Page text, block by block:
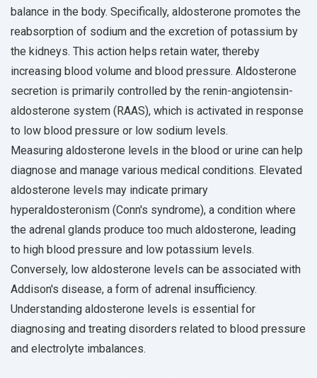
balance in the body. Specifically, aldosterone promotes the
reabsorption of sodium and the excretion of potassium by
the kidneys. This action helps retain water, thereby
increasing blood volume and blood pressure. Aldosterone
secretion is primarily controlled by the renin-angiotensin-
aldosterone system (RAAS), which is activated in response
to low blood pressure or low sodium levels.
Measuring aldosterone levels in the blood or urine can help
diagnose and manage various medical conditions. Elevated
aldosterone levels may indicate primary
hyperaldosteronism (Conn's syndrome), a condition where
the adrenal glands produce too much aldosterone, leading
to high blood pressure and low potassium levels.
Conversely, low aldosterone levels can be associated with
Addison's disease, a form of adrenal insufficiency.
Understanding aldosterone levels is essential for
diagnosing and treating disorders related to blood pressure
and electrolyte imbalances.